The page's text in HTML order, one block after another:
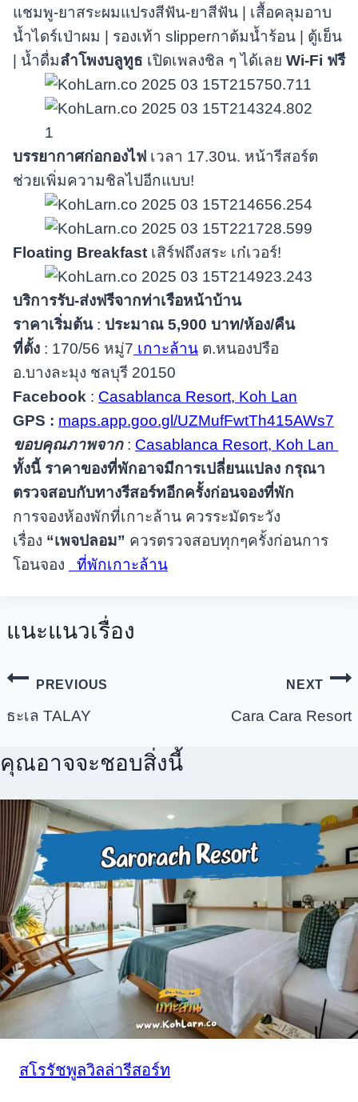
แชมพู-ยาสระผมแปรงสีฟัน-ยาสีฟัน | เสื้อคลุมอาบ
น้ำไดร์เป่าผม | รองเท้า slipperกาต้มน้ำร้อน | ตู้เย็น
| น้ำดื่มลำโพงบลูทูธ เปิดเพลงชิล ๆ ได้เลย Wi-Fi ฟรี
บรรยากาศก่อกองไฟ เวลา 17.30น. หน้ารีสอร์ต
ช่วยเพิ่มความชิลไปอีกแบบ!
Floating Breakfast เสิร์ฟถึงสระ เก๋เวอร์!
บริการรับ-ส่งฟรีจากท่าเรือหน้าบ้าน
ราคาเริ่มต้น: ประมาณ 5,900 บาท/ห้อง/คืน
ที่ตั้ง : 170/56 หมู่7 เกาะล้าน ต.หนองปรือ
อ.บางละมุง ชลบุรี 20150
Facebook : Casablanca Resort, Koh Lan
GPS : maps.app.goo.gl/UZMufFwtTh415AWs7
ขอบคุณภาพจาก: Casablanca Resort, Koh Lan
ทั้งนี้ ราคาของที่พักอาจมีการเปลี่ยนแปลง กรุณา
ตรวจสอบกับทางรีสอร์ทอีกครั้งก่อนจองที่พัก
การจองห้องพักที่เกาะล้าน ควรระมัดระวัง
เรื่อง “เพจปลอม” ควรตรวจสอบทุกๆครั้งก่อนการ
โอนจอง
ที่พักเกาะล้าน
แนะแนวเรื่อง
PREVIOUS
ธะเล TALAY
NEXT
Cara Cara Resort
คุณอาจจะชอบสิ่งนี้
สโรรัชพูลวิลล่ารีสอร์ท